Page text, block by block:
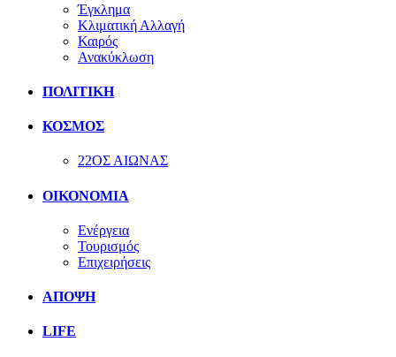
Έγκλημα
Κλιματική Αλλαγή
Καιρός
Ανακύκλωση
ΠΟΛΙΤΙΚΗ
ΚΟΣΜΟΣ
22ΟΣ ΑΙΩΝΑΣ
ΟΙΚΟΝΟΜΙΑ
Ενέργεια
Τουρισμός
Επιχειρήσεις
ΑΠΟΨΗ
LIFE